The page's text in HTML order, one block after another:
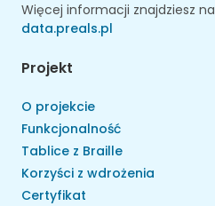
Więcej informacji znajdziesz
data.preals.pl
Projekt
O projekcie
Funkcjonalność
Tablice z Braille
Korzyści z wdrożenia
Certyfikat